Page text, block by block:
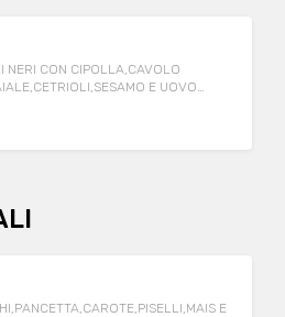
NERI CON CIPOLLA,CAVOLO
E UOVO
E